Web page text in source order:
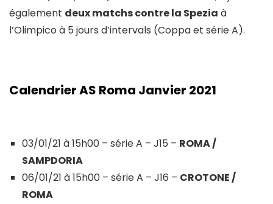
également deux matchs contre la Spezia à
l’Olimpico à 5 jours d’intervals (Coppa et série A).
Calendrier AS Roma Janvier 2021
03/01/21 à 15h00 – série A – J15 – ROMA /
SAMPDORIA
06/01/21 à 15h00 – série A – J16 – CROTONE /
ROMA